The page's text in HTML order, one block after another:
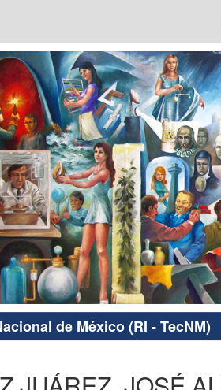
de México (RI - TecNM)